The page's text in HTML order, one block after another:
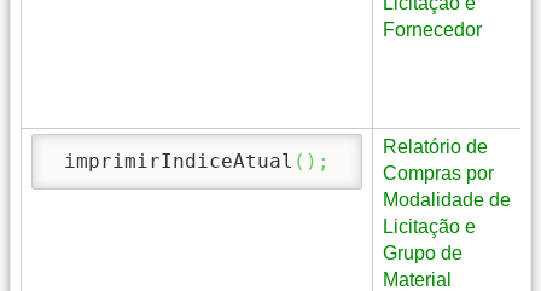
Fornecedor
imprimirIndiceAtual ( ) ;
Relatório de
Compras por
Modalidade de
Licitação e
Grupo de
Material